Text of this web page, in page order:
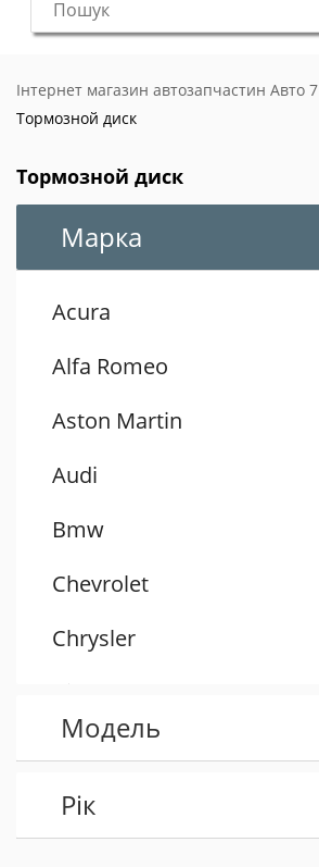
Інтернет магазин автозапчастин Авто 7
Тормозной диск
Тормозной диск
Марка
Acura
Alfa Romeo
Aston Martin
Audi
Bmw
Chevrolet
Chrysler
Dacia
Daewoo
Модель
Рік